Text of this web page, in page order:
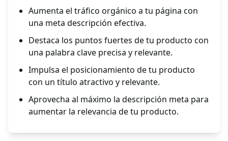
Aumenta el tráfico orgánico a tu página con
una meta descripción efectiva.
Destaca los puntos fuertes de tu producto con
una palabra clave precisa y relevante.
Impulsa el posicionamiento de tu producto
con un título atractivo y relevante.
Aprovecha al máximo la descripción meta para
aumentar la relevancia de tu producto.